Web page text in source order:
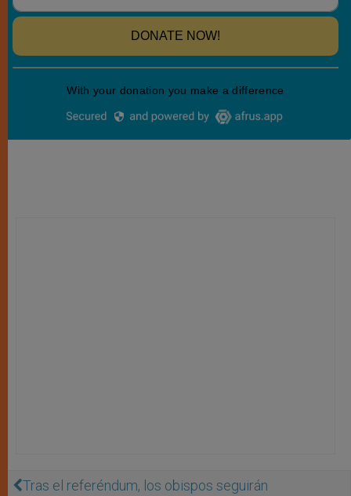
Tras el referéndum, los obispos seguirán